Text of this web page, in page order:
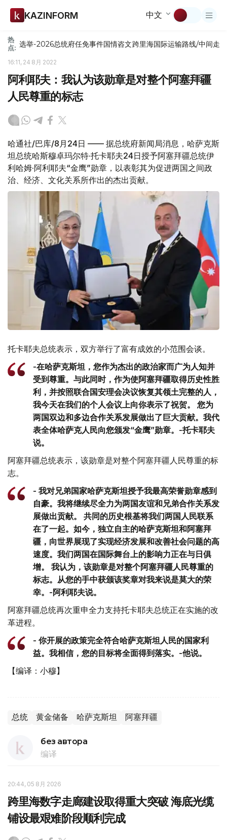
KAZINFORM 中文
热
点: 选举-2026总统府任免事件国情咨文跨里海国际运输路线/中间走廊
16:11, 24 8月 2022
阿利耶夫：我认为该勋章是对整个阿塞拜疆
人民尊重的标志
哈通社/巴库/8月24日 —— 据总统府新闻局消息，哈萨克斯
坦总统哈斯穆卓玛尔特·托卡耶夫24日授予阿塞拜疆总统伊
利哈姆·阿利耶夫“金鹰”勋章，以表彰其为促进两国之间政
治、经济、文化关系所作出的杰出贡献。
托卡耶夫总统表示，双方举行了富有成效的小范围会谈。
-在哈萨克斯坦，您作为杰出的政治家而广为人知并
受到尊重。与此同时，作为使阿塞拜疆取得历史性胜
利，并按照联合国安理会决议恢复其领土完整的人，
我今天在我们的个人会议上向你表示了祝贺。 您为
两国双边和多边合作关系发展做出了巨大贡献。我代
表全体哈萨克人民向您颁发“金鹰”勋章。-托卡耶夫
说。
阿塞拜疆总统表示，该勋章是对整个阿塞拜疆人民尊重的标
志。
- 我对兄弟国家哈萨克斯坦授予我最高荣誉勋章感到
自豪。我将继续尽全力为两国友谊和兄弟合作关系发
展做出贡献。 共同的历史根基将我们两国人民联系
在了一起。如今，独立自主的哈萨克斯坦和阿塞拜
疆，向世界展现了实现经济发展和改善社会问题的高
速度。我们两国在国际舞台上的影响力正在与日俱
增。 我认为，该勋章是对整个阿塞拜疆人民尊重的
标志。从您的手中获颁该奖章对我来说是莫大的荣
幸。-阿利耶夫说。
阿塞拜疆总统再次重申全力支持托卡耶夫总统正在实施的改
革进程。
- 你开展的政策完全符合哈萨克斯坦人民的国家利
益。我相信，您的目标将全面得到落实。-他说。
【编译：小穆】
总统 黄金储备 哈萨克斯坦 阿塞拜疆
без автора
编译
20:44, 05 8月 2026
跨里海数字走廊建设取得重大突破 海底光缆
铺设最艰难阶段顺利完成